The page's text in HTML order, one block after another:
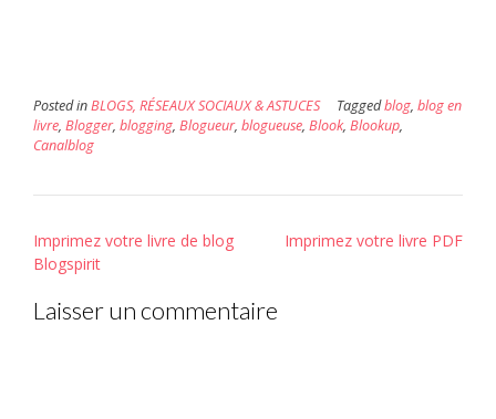
Posted inBLOGS, RÉSEAUX SOCIAUX & ASTUCES Taggedblog, blog en
livre, Blogger, blogging, Blogueur, blogueuse, Blook, Blookup,
Canalblog
Post
navigation
Imprimez votre livre de blog
Blogspirit
Imprimez votre livre PDF
Laisser un commentaire